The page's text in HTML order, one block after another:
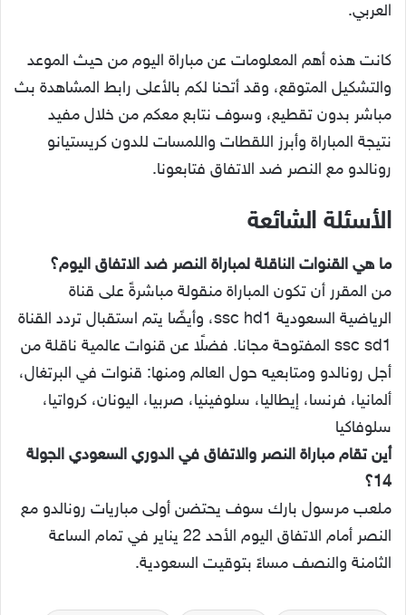
العربي.
كانت هذه أهم المعلومات عن مباراة اليوم من حيث الموعد
والتشكيل المتوقع، وقد أتحنا لكم بالأعلى رابط المشاهدة بث
مباشر بدون تقطيع، وسوف نتابع معكم من خلال مفيد
نتيجة المباراة وأبرز اللقطات واللمسات للدون كريستيانو
رونالدو مع النصر ضد الاتفاق فتابعونا.
الأسئلة الشائعة
ما هي القنوات الناقلة لمباراة النصر ضد الاتفاق اليوم؟
من المقرر أن تكون المباراة منقولة مباشرةً على قناة
الرياضية السعودية ssc hd1، وأيضًا يتم استقبال تردد القناة
ssc sd1 المفتوحة مجانا. فضلًا عن قنوات عالمية ناقلة من
أجل رونالدو ومتابعيه حول العالم ومنها: قنوات في البرتغال،
ألمانيا، فرنسا، إيطاليا، سلوفينيا، صربيا، اليونان، كرواتيا،
سلوفاكيا
أين تقام مباراة النصر والاتفاق في الدوري السعودي الجولة
14؟
ملعب مرسول بارك سوف يحتضن أولى مباريات رونالدو مع
النصر أمام الاتفاق اليوم الأحد 22 يناير في تمام الساعة
الثامنة والنصف مساءً بتوقيت السعودية.